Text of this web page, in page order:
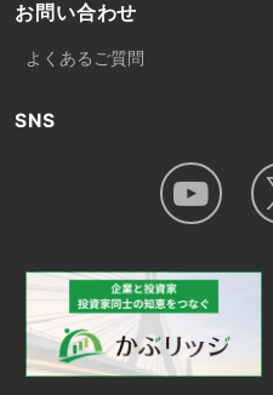
お問い合わせ
よくあるご質問
SNS